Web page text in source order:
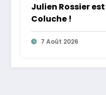
Julien Rossier est
Coluche !
7 Août 2026